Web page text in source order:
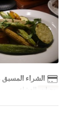
الشراء
وجبات العشاء